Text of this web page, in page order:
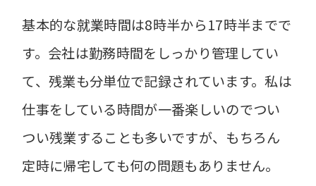
基本的な就業時間は8時半から17時半までで
す。会社は勤務時間をしっかり管理してい
て、残業も分単位で記録されています。私は
仕事をしている時間が一番楽しいのでつい
つい残業することも多いですが、もちろん
定時に帰宅しても何の問題もありません。